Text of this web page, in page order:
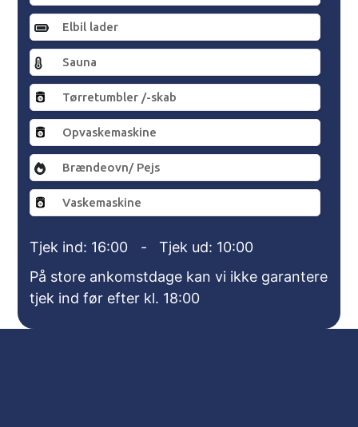
Elbil lader
Sauna
Tørretumbler /-skab
Opvaskemaskine
Brændeovn/ Pejs
Vaskemaskine
Tjek ind: 16:00 -
Tjek ud: 10:00
På store ankomstdage kan vi ikke garantere
tjek ind før efter kl. 18:00